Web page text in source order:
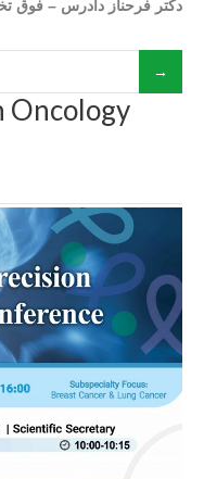
دکتر فرحناز دادرس – فوق
Oncology